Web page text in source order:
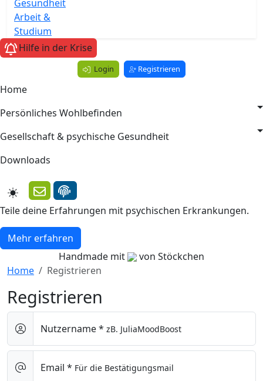
Gesundheit
Arbeit &
Studium
Hilfe in der Krise
Login Registrieren
Home
Persönliches Wohlbefinden
Gesellschaft & psychische Gesundheit
Downloads
Teile deine Erfahrungen mit psychischen Erkrankungen.
Mehr erfahren
Handmade mit
von Stöckchen
Home
Registrieren
Registrieren
Nutzername * zB. JuliaMoodBoost
Email * Für die Bestätigungsmail